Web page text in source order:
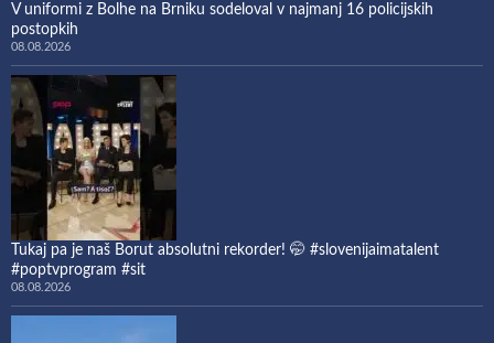
V uniformi z Bolhe na Brniku sodeloval v najmanj 16 policijskih
postopkih
08.08.2026
Tukaj pa je naš Borut absolutni rekorder! 🤭 #slovenijaimatalent
#poptvprogram #sit
08.08.2026